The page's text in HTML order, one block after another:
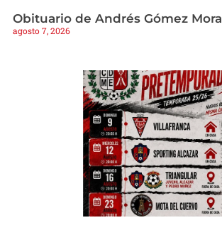
Obituario de Andrés Gómez Mora
agosto 7, 2026